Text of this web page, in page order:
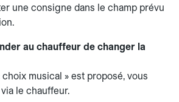
une consigne dans le champ prévu
au chauffeur de changer la
musical » est proposé, vous
le chauffeur.